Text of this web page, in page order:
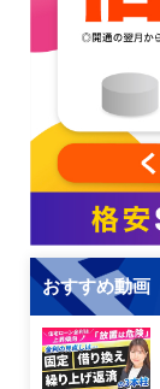
おすすめ動画